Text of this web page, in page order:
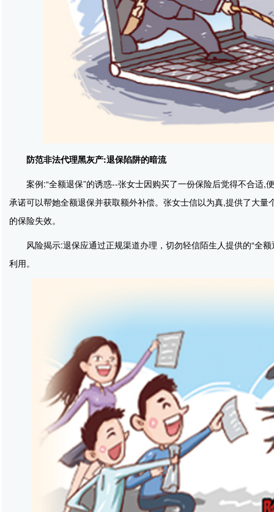
防范非法代理黑灰产:退保陷阱的暗流
案例:“全额退保”的诱惑--张女士因购买了一份保险后觉得不合适,
承诺可以帮她全额退保并获取额外补偿。张女士信以为真,提供了大
的保险失效。
风险揭示:退保应通过正规渠道办理，切勿轻信陌生人提供的“全
利用。